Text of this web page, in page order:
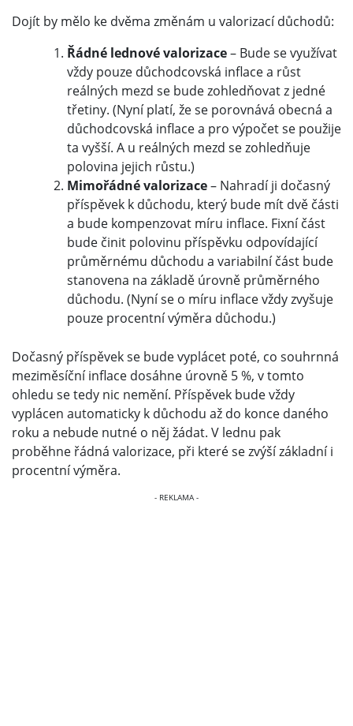
Dojít by mělo ke dvěma změnám u valorizací důchodů:
Řádné lednové valorizace– Bude se využívat
vždy pouze důchodcovská inflace a růst
reálných mezd se bude zohledňovat z jedné
třetiny. (Nyní platí, že se porovnává obecná a
důchodcovská inflace a pro výpočet se použije
ta vyšší. A u reálných mezd se zohledňuje
polovina jejich růstu.)
Mimořádné valorizace– Nahradí ji dočasný
příspěvek k důchodu, který bude mít dvě části
a bude kompenzovat míru inflace. Fixní část
bude činit polovinu příspěvku odpovídající
průměrnému důchodu a variabilní část bude
stanovena na základě úrovně průměrného
důchodu. (Nyní se o míru inflace vždy zvyšuje
pouze procentní výměra důchodu.)
Dočasný příspěvek se bude vyplácet poté, co souhrnná
meziměsíční inflace dosáhne úrovně 5 %, v tomto
ohledu se tedy nic nemění. Příspěvek bude vždy
vyplácen automaticky k důchodu až do konce daného
roku a nebude nutné o něj žádat. V lednu pak
proběhne řádná valorizace, při které se zvýší základní i
procentní výměra.